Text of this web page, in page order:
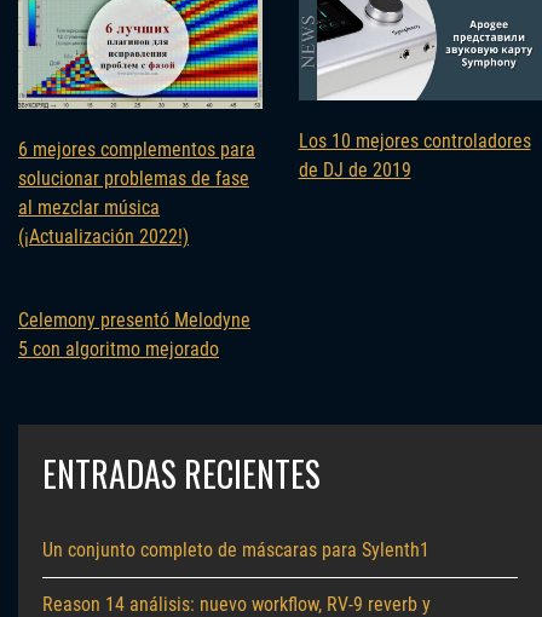
6 mejores complementos para
solucionar problemas de fase
al mezclar música
(¡Actualización 2022!)
Los 10 mejores controladores
de DJ de 2019
Celemony presentó Melodyne
5 con algoritmo mejorado
ENTRADAS RECIENTES
Un conjunto completo de máscaras para Sylenth1
Reason 14 análisis: nuevo workflow, RV-9 reverb y